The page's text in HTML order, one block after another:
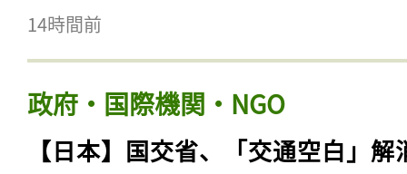
14時間前
政府・国際機関・NGO
【日本】国交省、「交通空白」解